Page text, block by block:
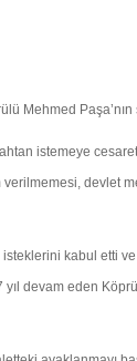
Mehmed
istemeye
verilmemesi,
kabul etti
devam eden